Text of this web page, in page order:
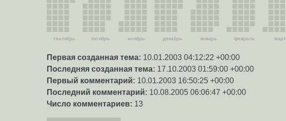
сентябрь октябрь ноябрь декабрь январь февраль март
Первая созданная тема: 10.01.2003 04:12:22 +00:00
Последняя созданная тема: 17.10.2003 01:59:00 +00:00
Первый комментарий: 10.01.2003 16:50:25 +00:00
Последний комментарий: 10.08.2005 06:06:47 +00:00
Число комментариев: 13